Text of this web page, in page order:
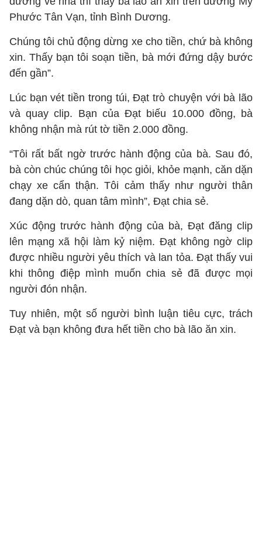
Phước Tân Vạn, tỉnh Bình Dương.
Chúng tôi chủ động dừng xe cho tiền, chứ bà không
xin. Thấy bạn tôi soạn tiền, bà mới đứng dậy bước
đến gần”.
Lúc bạn vét tiền trong túi, Đạt trò chuyện với bà lão
và quay clip. Bạn của Đạt biếu 10.000 đồng, bà
không nhận mà rút tờ tiền 2.000 đồng.
“Tôi rất bất ngờ trước hành động của bà. Sau đó,
bà còn chúc chúng tôi học giỏi, khỏe mạnh, căn dặn
chạy xe cẩn thận. Tôi cảm thấy như người thân
đang dặn dò, quan tâm mình”, Đạt chia sẻ.
Xúc động trước hành động của bà, Đạt đăng clip
lên mạng xã hội làm kỷ niệm. Đạt không ngờ clip
được nhiều người yêu thích và lan tỏa. Đạt thấy vui
khi thông điệp mình muốn chia sẻ đã được mọi
người đón nhận.
Tuy nhiên, một số người bình luận tiêu cực, trách
Đạt và bạn không đưa hết tiền cho bà lão ăn xin.